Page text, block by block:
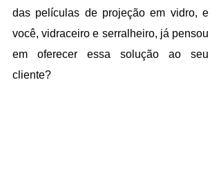
das películas de projeção em vidro, e
você, vidraceiro e serralheiro, já pensou
em oferecer essa solução ao seu
cliente?